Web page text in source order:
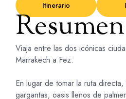
Itinerario
Viaja entre las dos icónicas
Marrakech a Fez.
En lugar de tomar la ruta
gargantas, oasis llenos de